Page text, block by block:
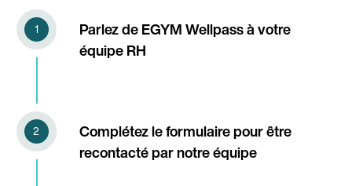
Parlez de EGYM Wellpass à votre
équipe RH
Complétez le formulaire pour être
recontacté par notre équipe